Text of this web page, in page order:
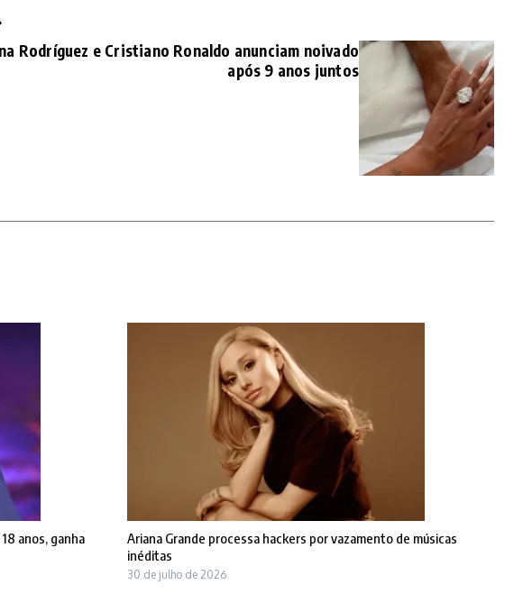
Rodríguez e Cristiano Ronaldo anunciam noivado
após 9 anos juntos
anos, ganha
Ariana Grande processa hackers por vazamento de músicas
inéditas
30 de julho de 2026